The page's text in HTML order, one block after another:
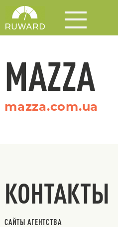
MAZZA
mazza.com.ua
КОНТАКТЫ
САЙТЫ АГЕНТСТВА